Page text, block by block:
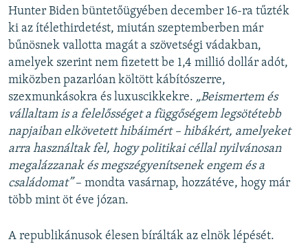
v
i
o
u
s
s
l
i
d
e
t
s
l
i
d
e
Hunter Biden büntetőügyében december 16-ra tűzték
ki az ítélethirdetést, miután szeptemberben már
bűnösnek vallotta magát a szövetségi vádakban,
amelyek szerint nem fizetett be 1,4 millió dollár adót,
miközben pazarlóan költött kábítószerre,
szexmunkásokra és luxuscikkekre. „Beismertem és
vállaltam is a felelősséget a függőségem legsötétebb
napjaiban elkövetett hibáimért – hibákért, amelyeket
arra használtak fel, hogy politikai céllal nyilvánosan
megalázzanak és megszégyenítsenek engem és a
családomat”– mondta vasárnap, hozzátéve, hogy már
több mint öt éve józan.
A republikánusok élesen bírálták az elnök lépését.